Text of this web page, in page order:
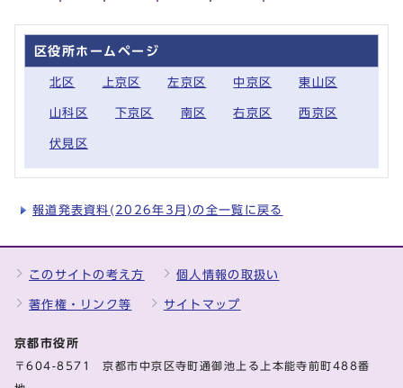
区役所ホームページ
北区 上京区 左京区 中京区 東山区
山科区 下京区 南区 右京区 西京区
伏見区
報道発表資料(2026年3月)の全一覧に戻る
このサイトの考え方 個人情報の取扱い
著作権・リンク等 サイトマップ
京都市役所
〒604-8571 京都市中京区寺町通御池上る上本能寺前町488番